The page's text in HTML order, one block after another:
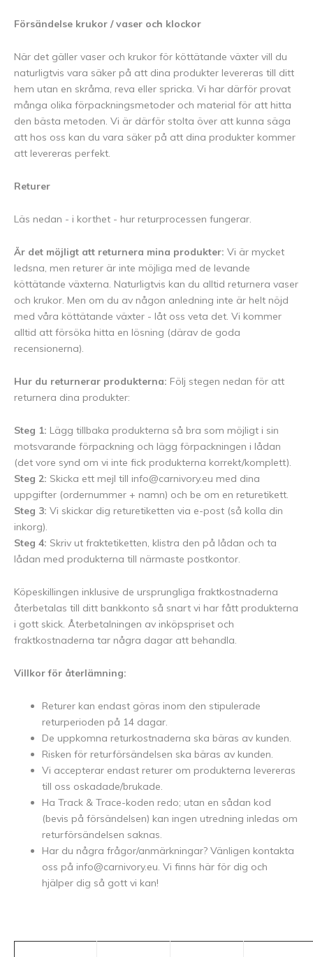
Försändelse krukor / vaser och klockor
När det gäller vaser och krukor för köttätande växter vill du
naturligtvis vara säker på att dina produkter levereras till ditt
hem utan en skråma, reva eller spricka. Vi har därför provat
många olika förpackningsmetoder och material för att hitta
den bästa metoden. Vi är därför stolta över att kunna säga
att hos oss kan du vara säker på att dina produkter kommer
att levereras perfekt.
Returer
Läs nedan - i korthet - hur returprocessen fungerar.
Är det möjligt att returnera mina produkter: Vi är mycket
ledsna, men returer är inte möjliga med de levande
köttätande växterna. Naturligtvis kan du alltid returnera vaser
och krukor. Men om du av någon anledning inte är helt nöjd
med våra köttätande växter - låt oss veta det. Vi kommer
alltid att försöka hitta en lösning (därav de goda
recensionerna).
Hur du returnerar produkterna: Följ stegen nedan för att
returnera dina produkter:
Steg 1: Lägg tillbaka produkterna så bra som möjligt i sin
motsvarande förpackning och lägg förpackningen i lådan
(det vore synd om vi inte fick produkterna korrekt/komplett).
Steg 2: Skicka ett mejl till info@carnivory.eu med dina
uppgifter (ordernummer + namn) och be om en returetikett.
Steg 3: Vi skickar dig returetiketten via e-post (så kolla din
inkorg).
Steg 4: Skriv ut fraktetiketten, klistra den på lådan och ta
lådan med produkterna till närmaste postkontor.
Köpeskillingen inklusive de ursprungliga fraktkostnaderna
återbetalas till ditt bankkonto så snart vi har fått produkterna
i gott skick. Återbetalningen av inköpspriset och
fraktkostnaderna tar några dagar att behandla.
Villkor för återlämning:
Returer kan endast göras inom den stipulerade
returperioden på 14 dagar.
De uppkomna returkostnaderna ska bäras av kunden.
Risken för returförsändelsen ska bäras av kunden.
Vi accepterar endast returer om produkterna levereras
till oss oskadade/brukade.
Ha Track & Trace-koden redo; utan en sådan kod
(bevis på försändelsen) kan ingen utredning inledas om
returförsändelsen saknas.
Har du några frågor/anmärkningar? Vänligen kontakta
oss på info@carnivory.eu. Vi finns här för dig och
hjälper dig så gott vi kan!